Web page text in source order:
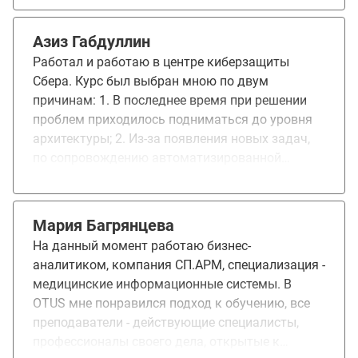
свои компетенции в архитектуре приложений,
Корпоративный архитектор.
профессиональную терминологию, приемы и
навыки работы. Вновь пришедшим коллегам
после меня также рекомендую ваш курс. Кроме
того, учусь еще на курсе Архитектор 1С (очень
нравится тоже) и Имитационное моделирование
AnyLogic
Азиз Габдуллин
Работал и работаю в центре киберзащиты
Сбера. Курс был выбран мною по двум
причинам: 1. В последнее время при решении
проблем приходилось подниматься до уровня
архитектуры; 2. Из-за появления новых задач,
ничего интереснее на просторах поисковика не
возможностей на моей нынешней позиции.
Возможно, позволит получить ещё больше
"плюшек" в будущем.
Мария Багрянцева
На данный момент работаю бизнес-
аналитиком, компания СП.АРМ, специализация -
медицинские информационные системы. В
OTUS мне понравился подход к обучению, все
преподаватели - действующие специалисты,